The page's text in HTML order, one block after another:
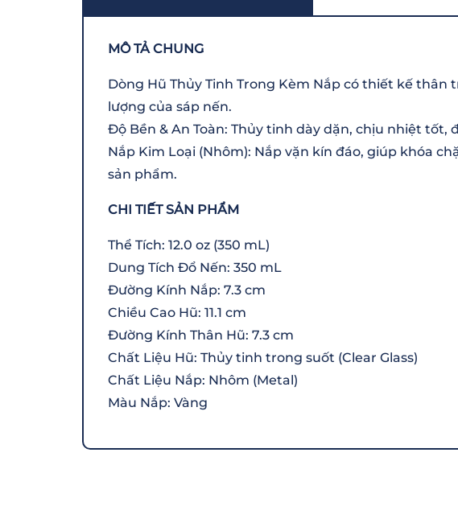
MÔ TẢ CHUNG
Dòng Hũ Thủy Tinh Trong Kèm Nắp có thiết kế
lượng của sáp nến.
Độ Bền & An Toàn: Thủy tinh dày dặn, chịu nhiệt
Nắp Kim Loại (Nhôm): Nắp vặn kín đáo, giúp khóa
sản phẩm.
CHI TIẾT SẢN PHẨM
Thể Tích: 12.0 oz (350 mL)
Dung Tích Đổ Nến: 350 mL
Đường Kính Nắp: 7.3 cm
Chiều Cao Hũ: 11.1 cm
Đường Kính Thân Hũ: 7.3 cm
Chất Liệu Hũ: Thủy tinh trong suốt (Clear Glass)
Chất Liệu Nắp: Nhôm (Metal)
Màu Nắp: Vàng